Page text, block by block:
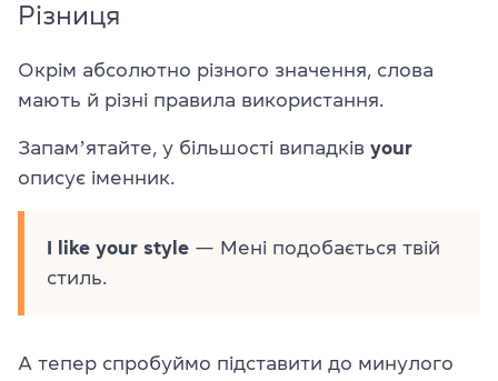
Різниця
Окрім абсолютно різного значення, слова
мають й різні правила використання.
Запамʼятайте, у більшості випадків your
описує іменник.
I like your style — Мені подобається твій
стиль.
А тепер спробуймо підставити до минулого